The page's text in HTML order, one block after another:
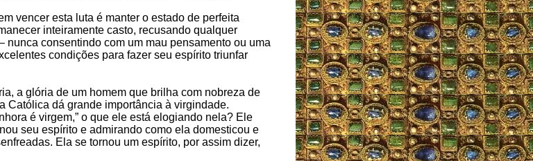
vencer esta luta é manter o estado de perfeita
inteiramente casto, recusando qualquer
nunca consentindo com um mau pensamento ou uma
condições para fazer seu espírito triunfar
a glória de um homem que brilha com nobreza de
Católica dá grande importância à virgindade.
é virgem,” o que ele está elogiando nela? Ele
seu espírito e admirando como ela domesticou e
Ela se tornou um espírito, por assim dizer,